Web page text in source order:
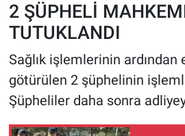
2 ŞÜPHELİ
TUTUKLANDI
Sağlık işlemlerinin ardından
götürülen 2 şüphelinin
Şüpheliler daha sonra